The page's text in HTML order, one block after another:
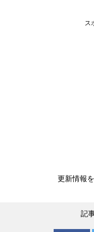
ス
更新情報
記